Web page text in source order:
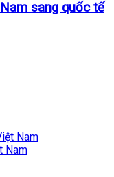
sang quốc tế
Nam